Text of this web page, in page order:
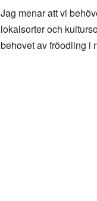
Jag menar att vi
lokalsorter och
behovet av fröodling i